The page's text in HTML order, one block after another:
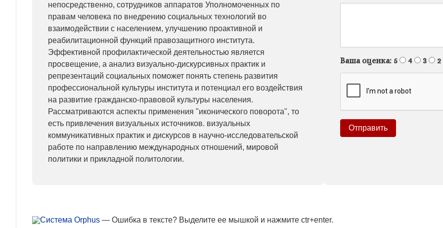
непосредственно, сотрудников аппаратов Уполномоченных по
правам человека по внедрению социальных технологий во
взаимодействии с населением, улучшению проактивной и
реабилитационной функций правозащитного института.
Эффективной профилактической деятельностью является
просвещение, а анализ визуально-дискурсивных практик и
репрезентаций социальных поможет понять степень развития
профессиональной культуры института и потенциал его воздействия
на развитие гражданско-правовой культуры населения.
Рассматриваются аспекты применения "иконического поворота", то
есть привлечения визуальных источников. визуальных
коммуникативных практик и дискурсов в научно-исследовательской
работе по направлению международных отношений, мировой
политики и прикладной политологии.
Ваша оценка: 5 4 3 2
— Ошибка в тексте? Выделите ее мышкой и нажмите ctr+enter.